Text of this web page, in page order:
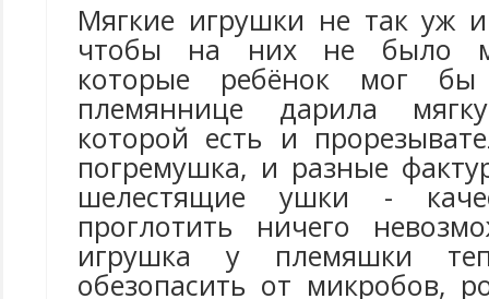
Мягкие игрушки не так уж
чтобы на них не было
которые ребёнок мог бы
племяннице дарила
которой есть и
погремушка, и разные
шелестящие ушки -
проглотить ничего
игрушка у племяшки
обезопасить от микробов,